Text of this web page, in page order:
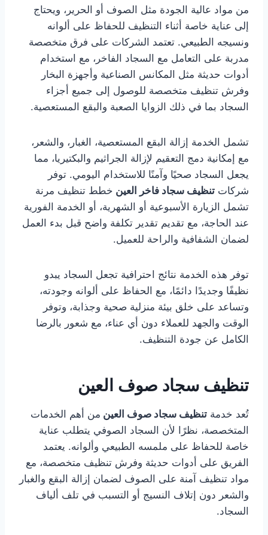
من مواد عالية الجودة مثل الصوف أو الحرير، ويحتاج
إلى عناية خاصة أثناء التنظيف للحفاظ على ألوانه
ونسيجه الطبيعي. تعتمد الشركات على فرق متخصصة
مدربة على التعامل مع السجاد الفاخر، مع استخدام
أدوات حديثة مثل المكانس الصناعية وأجهزة البخار
وفرش تنظيف متخصصة للوصول إلى جميع أجزاء
السجاد بما في ذلك الزوايا الصعبة والبقع المستعصية.
تشمل الخدمة إزالة البقع المستعصية، الغبار، والشعر،
مع إمكانية دمج التعقيم لإزالة الجراثيم والبكتيريا، مما
يجعل السجاد صحيًا وآمنًا للاستخدام اليومي. توفر
شركات تنظيف سجاد فاخر العين خطط تنظيف مرنة
تشمل الزيارة الأسبوعية أو الشهرية، أو الخدمة الفورية
عند الحاجة، مع تقديم تقدير تكلفة واضح قبل بدء العمل
لضمان الشفافية والراحة للعميل.
توفر هذه الخدمة نتائج احترافية تجعل السجاد يبدو
نظيفًا وجديدًا دائمًا، مع الحفاظ على ألوانه وجودته،
وتساعد على خلق بيئة منزلية صحية وجذابة، وتوفر
الوقت والجهد للعملاء دون أي عناء، مع شعور بالرضا
الكامل عن جودة التنظيف.
تنظيف سجاد صوف العين
تُعد خدمة تنظيف سجاد صوف العين من أهم الخدمات
المتخصصة، نظرًا لأن السجاد الصوفي يتطلب عناية
خاصة للحفاظ على ملمسه الطبيعي وألوانه. يعتمد
الفريق على أدوات حديثة وفرش تنظيف متخصصة، مع
مواد تنظيف آمنة على الصوف لضمان إزالة البقع والغبار
والشعر دون إتلاف النسيج أو التسبب في تلف ألياف
السجاد.